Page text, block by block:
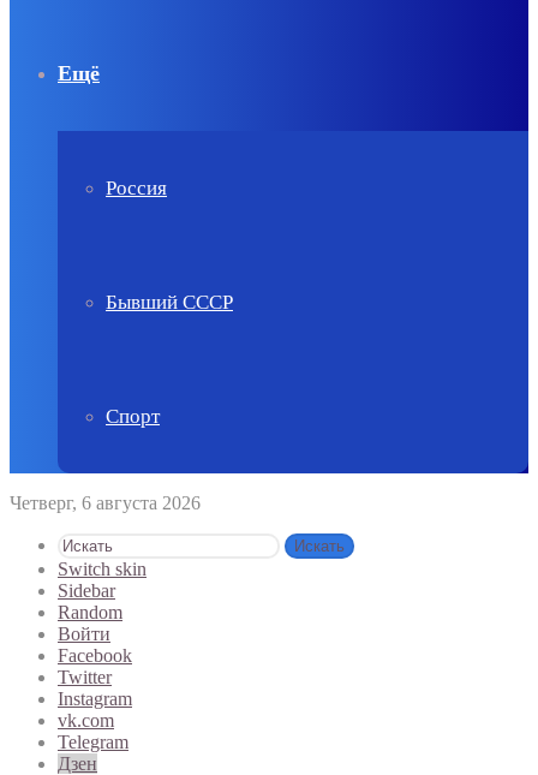
Ещё
Россия
Бывший СССР
Спорт
Четверг, 6 августа 2026
Искать
Switch skin
Sidebar
Random
Войти
Facebook
Twitter
Instagram
vk.com
Telegram
Дзен